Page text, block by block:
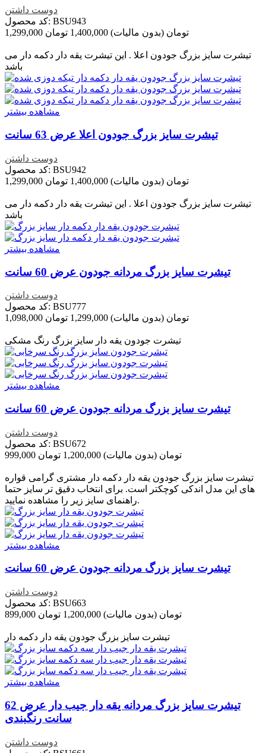
دوست داشتن
کد محصول: BSU943
1,299,000 تومان (بدون مالیات) 1,400,000 تومان
تیشرت سایز بزرگ جودون اعلا . این تیشرت یقه دار دکمه دار می
باشد
مشاهده بیشتر
تیشرت سایز بزرگ جودون اعلا عرض 63 سانت
دوست داشتن
کد محصول: BSU942
1,299,000 تومان (بدون مالیات) 1,400,000 تومان
تیشرت سایز بزرگ جودون اعلا . این تیشرت یقه دار دکمه دار می
باشد
مشاهده بیشتر
تیشرت سایز بزرگ مردانه جودون عرض 60 سانت
دوست داشتن
کد محصول: BSU777
1,098,000 تومان (بدون مالیات) 1,299,000 تومان
تیشرت جودون یقه دار سایز بزرگ رنگ مشکی
مشاهده بیشتر
تیشرت سایز بزرگ مردانه جودون عرض 60 سانت
دوست داشتن
کد محصول: BSU672
999,000 تومان (بدون مالیات) 1,200,000 تومان
تیشرت سایز بزرگ جودون یقه دار دکمه دار مشتری گرامی قواره
های این مدل اندکی کوچکتر است. برای انتخاب دقیق تر سایز حتما
راهنمای سایز زیر را مشاهده نمایید.
مشاهده بیشتر
تیشرت سایز بزرگ مردانه جودون عرض 60 سانت
دوست داشتن
کد محصول: BSU663
899,000 تومان (بدون مالیات) 1,200,000 تومان
تیشرت سایز بزرگ جودون یقه دار دکمه دار
مشاهده بیشتر
تیشرت سایز بزرگ مردانه یقه دار جیب دار عرض 62
سانت رنگبندی
دوست داشتن